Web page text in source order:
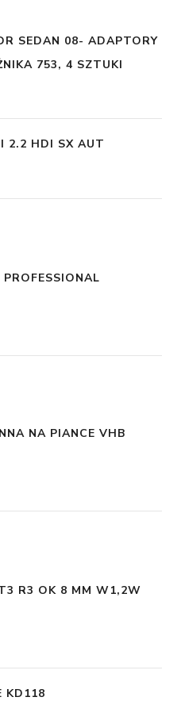
SEDAN 08- ADAPTORY
753, 4 SZTUKI
2.2 HDI SX AUT
NA PIANCE VHB
R3 OK 8 MM W1,2W
KD118